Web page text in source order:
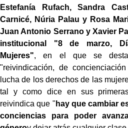
Estefanía Rufach, Sandra
Carnicé, Núria Palau y Rosa
Juan Antonio Serrano y Xavier
institucional "8 de marzo,
Mujeres", en el que se
"reivindicación, de
lucha de los derechos de las
tal y como dice en sus
reivindica que " hay que cambiar
conciencias para poder